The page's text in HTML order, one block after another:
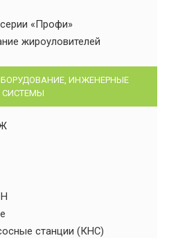
«Профи»
жироуловителей
ИНЖЕНЕРНЫЕ
СИСТЕМЫ
станции (КНС)